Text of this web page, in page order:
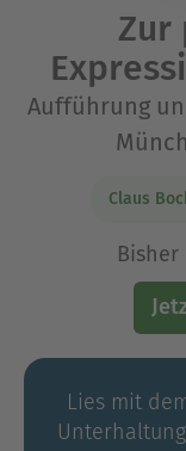
Zur
Aufführung
Claus
Lies mit